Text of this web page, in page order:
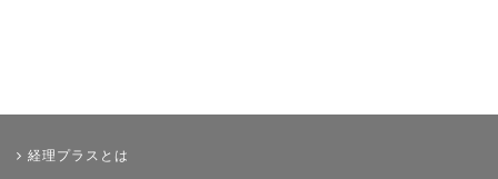
経理プラスとは